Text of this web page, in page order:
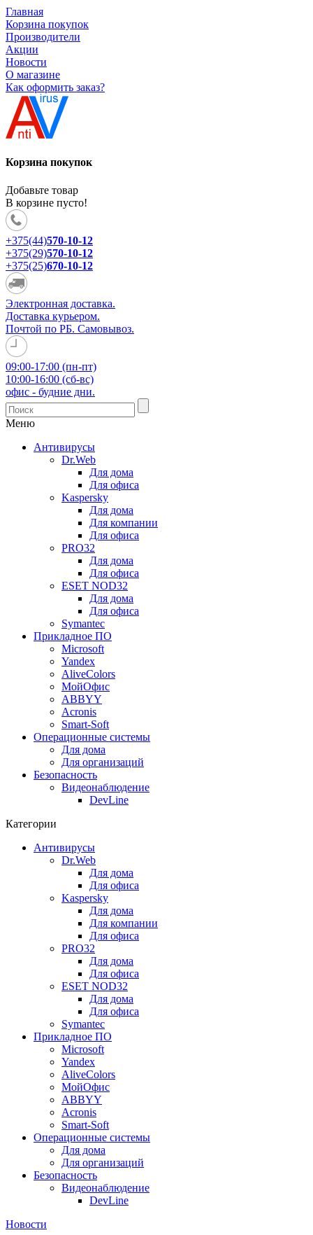
Главная
Корзина покупок
Производители
Акции
Новости
О магазине
Как оформить заказ?
Корзина покупок
Добавьте товар
В корзине пусто!
+375(44)570-10-12
+375(29)570-10-12
+375(25)670-10-12
Электронная доставка.
Доставка курьером.
Почтой по РБ. Самовывоз.
09:00-17:00 (пн-пт)
10:00-16:00 (сб-вс)
офис - будние дни.
Меню
Антивирусы
Dr.Web
Для дома
Для офиса
Kaspersky
Для дома
Для компании
Для офиса
PRO32
Для дома
Для офиса
ESET NOD32
Для дома
Для офиса
Symantec
Прикладное ПО
Microsoft
Yandex
AliveColors
МойОфис
ABBYY
Acronis
Smart-Soft
Операционные системы
Для дома
Для организаций
Безопасность
Видеонаблюдение
DevLine
Категории
Антивирусы
Dr.Web
Для дома
Для офиса
Kaspersky
Для дома
Для компании
Для офиса
PRO32
Для дома
Для офиса
ESET NOD32
Для дома
Для офиса
Symantec
Прикладное ПО
Microsoft
Yandex
AliveColors
МойОфис
ABBYY
Acronis
Smart-Soft
Операционные системы
Для дома
Для организаций
Безопасность
Видеонаблюдение
DevLine
Новости